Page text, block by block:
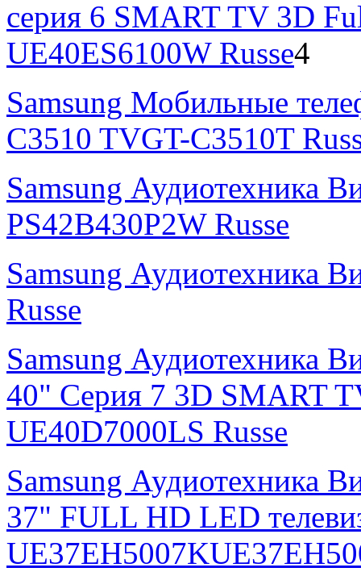
серия 6 SMART TV 3D
UE40ES6100W Russe4
Samsung Мобильные
C3510 TVGT-C3510T
Samsung Аудиотехника
PS42B430P2W Russe
Samsung Аудиотехника
Russe
Samsung Аудиотехника
40" Серия 7 3D SMART
UE40D7000LS Russe
Samsung Аудиотехника
37" FULL HD LED